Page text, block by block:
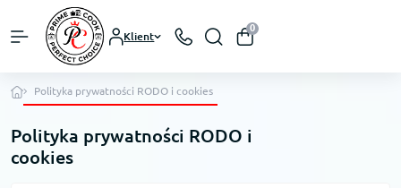
Klient
0
Polityka prywatności RODO i cookies
Polityka prywatności RODO i
cookies